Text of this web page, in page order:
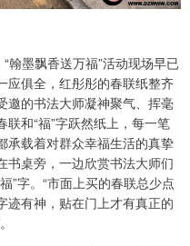
翰墨飘香送万福”活动现场早已
应俱全，红彤彤的春联纸整齐
邀的书法大师凝神聚气、挥毫
和“福”字跃然纸上，每一笔
承载着对群众幸福生活的真挚
书桌旁，一边欣赏书法大师们
”字。“市面上买的春联总少点
迹有神，贴在门上才有真正的